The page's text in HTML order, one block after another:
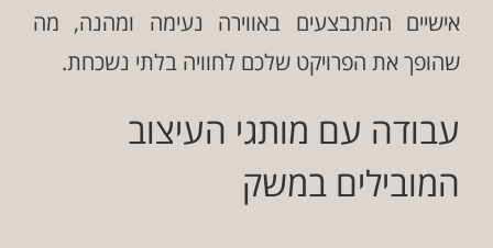
אישיים המתבצעים באווירה נעימה ומהנה, מה
שהופך את הפרויקט שלכם לחוויה בלתי נשכחת.
עבודה עם מותגי העיצוב
המובילים במשק